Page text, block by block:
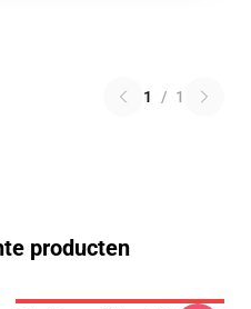
1 / 1
producten